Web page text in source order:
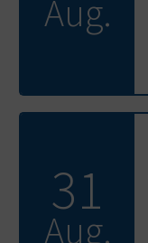
Aug.
31
Aug.